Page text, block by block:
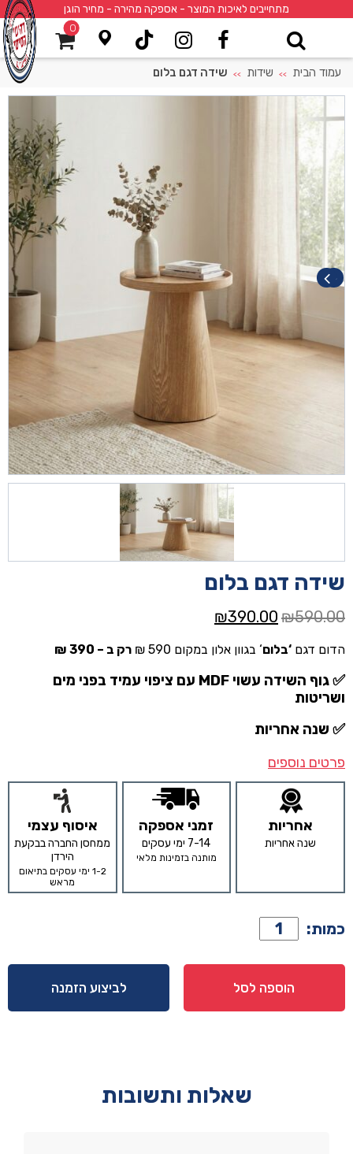
מתחייבים לאיכות המוצר - אספקה מהירה - מחיר הוגן
0
עמוד הבית >> שידות >> שידה דגם בלום
שידה דגם בלום
₪590.00
המחיר
היה:
₪590.00.
₪390.00
הוא:
₪390.00.
הדום דגם ‘בלום‘ בגוון אלון במקום 590 ₪ רק ב – 390 ₪
✅
גוף השידה עשוי MDF עם ציפוי עמיד בפני מים
ושריטות
✅ שנה אחריות
פרטים נוספים
אחריות
שנה אחריות
זמני אספקה
7-14 ימי עסקים
מותנה בזמינות מלאי
איסוף עצמי
ממחסן החברה בבקעת
הירדן
1-2 ימי עסקים בתיאום
מראש
כמות: כמות
של
שידה
דגם
הוספה לסל לביצוע הזמנה
שאלות ותשובות